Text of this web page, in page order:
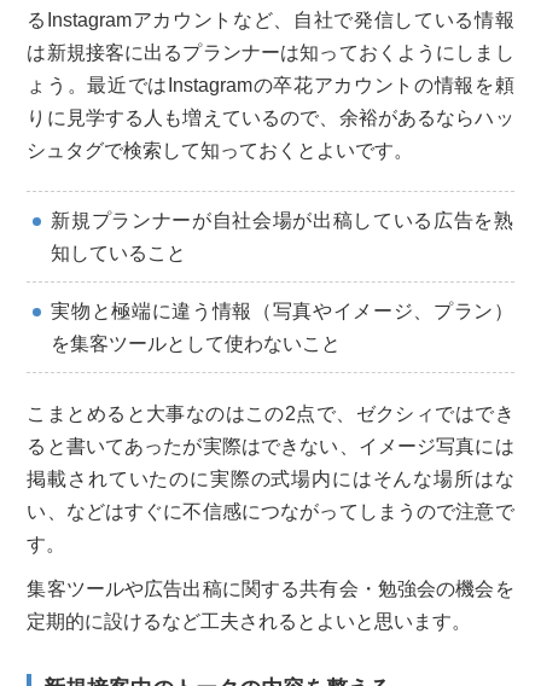
るInstagramアカウントなど、自社で発信している情報
は新規接客に出るプランナーは知っておくようにしまし
ょう。最近ではInstagramの卒花アカウントの情報を頼
りに見学する人も増えているので、余裕があるならハッ
シュタグで検索して知っておくとよいです。
新規プランナーが自社会場が出稿している広告を熟
知していること
実物と極端に違う情報（写真やイメージ、プラン）
を集客ツールとして使わないこと
こまとめると大事なのはこの2点で、ゼクシィではでき
ると書いてあったが実際はできない、イメージ写真には
掲載されていたのに実際の式場内にはそんな場所はな
い、などはすぐに不信感につながってしまうので注意で
す。
集客ツールや広告出稿に関する共有会・勉強会の機会を
定期的に設けるなど工夫されるとよいと思います。